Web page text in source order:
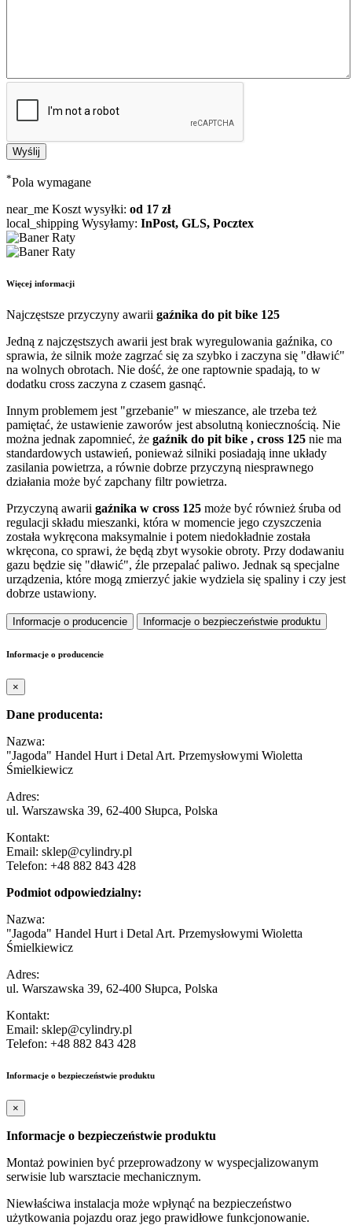
*Pola wymagane
near_me Koszt wysyłki: od 17 zł
local_shipping Wysyłamy: InPost, GLS, Pocztex
Więcej informacji
Najczęstsze przyczyny awarii gaźnika do pit bike 125
Jedną z najczęstszych awarii jest brak wyregulowania gaźnika, co
sprawia, że silnik może zagrzać się za szybko i zaczyna się "dławić"
na wolnych obrotach. Nie dość, że one raptownie spadają, to w
dodatku cross zaczyna z czasem gasnąć.
Innym problemem jest "grzebanie" w mieszance, ale trzeba też
pamiętać, że ustawienie zaworów jest absolutną koniecznością. Nie
można jednak zapomnieć, że gaźnik do pit bike , cross 125 nie ma
standardowych ustawień, ponieważ silniki posiadają inne układy
zasilania powietrza, a równie dobrze przyczyną niesprawnego
działania może być zapchany filtr powietrza.
Przyczyną awarii gaźnika w cross 125 może być również śruba od
regulacji składu mieszanki, która w momencie jego czyszczenia
została wykręcona maksymalnie i potem niedokładnie została
wkręcona, co sprawi, że będą zbyt wysokie obroty. Przy dodawaniu
gazu będzie się "dławić", źle przepalać paliwo. Jednak są specjalne
urządzenia, które mogą zmierzyć jakie wydziela się spaliny i czy jest
dobrze ustawiony.
Informacje o producencie Informacje o bezpieczeństwie produktu
Informacje o producencie
×
Dane producenta:
Nazwa:
"Jagoda" Handel Hurt i Detal Art. Przemysłowymi Wioletta
Śmielkiewicz
Adres:
ul. Warszawska 39, 62-400 Słupca, Polska
Kontakt:
Email: sklep@cylindry.pl
Telefon: +48 882 843 428
Podmiot odpowiedzialny:
Nazwa:
"Jagoda" Handel Hurt i Detal Art. Przemysłowymi Wioletta
Śmielkiewicz
Adres:
ul. Warszawska 39, 62-400 Słupca, Polska
Kontakt:
Email: sklep@cylindry.pl
Telefon: +48 882 843 428
Informacje o bezpieczeństwie produktu
×
Informacje o bezpieczeństwie produktu
Montaż powinien być przeprowadzony w wyspecjalizowanym
serwisie lub warsztacie mechanicznym.
Niewłaściwa instalacja może wpłynąć na bezpieczeństwo
użytkowania pojazdu oraz jego prawidłowe funkcjonowanie.